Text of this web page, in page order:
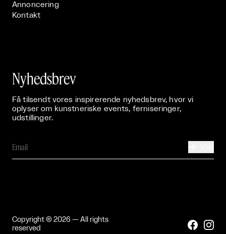
Annoncering
Kontakt
Nyhedsbrev
Få tilsendt vores inspirerende nyhedsbrev, hvor vi
oplyser om kunstneriske events, ferniseringer,
udstillinger.
Copyright © 2026 — All rights
reserved
 